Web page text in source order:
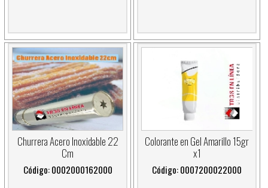
Churrera Acero Inoxidable 22
Cm
Código: 0002000162000
Colorante en Gel Amarillo 15gr
x1
Código: 0007200022000